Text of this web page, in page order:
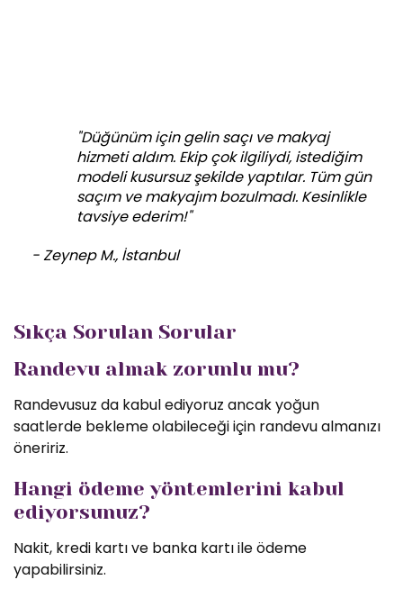
"Düğünüm için gelin saçı ve makyaj
hizmeti aldım. Ekip çok ilgiliydi, istediğim
modeli kusursuz şekilde yaptılar. Tüm gün
saçım ve makyajım bozulmadı. Kesinlikle
tavsiye ederim!"
- Zeynep M., İstanbul
Sıkça Sorulan Sorular
Randevu almak zorunlu mu?
Randevusuz da kabul ediyoruz ancak yoğun
saatlerde bekleme olabileceği için randevu almanızı
öneririz.
Hangi ödeme yöntemlerini kabul
ediyorsunuz?
Nakit, kredi kartı ve banka kartı ile ödeme
yapabilirsiniz.